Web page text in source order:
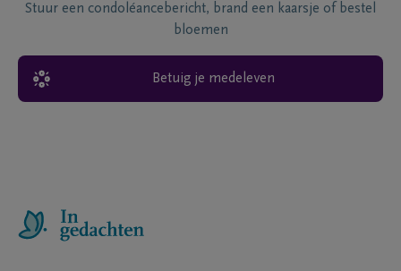
Stuur een condoléancebericht, brand een kaarsje of bestel
bloemen
Betuig je medeleven